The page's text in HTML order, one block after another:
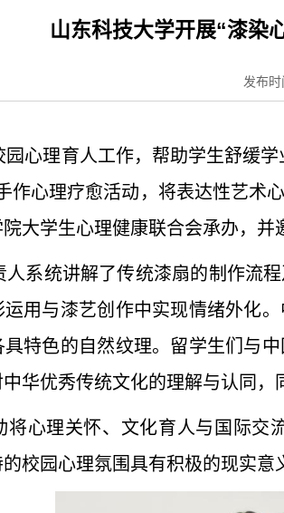
山东科技大学开展“漆染
发布
园心理育人工作，帮助学生舒缓
作心理疗愈活动，将表达性艺术
大学生心理健康联合会承办，并
人系统讲解了传统漆扇的制作流
运用与漆艺创作中实现情绪外化
特色的自然纹理。留学生们与
华优秀传统文化的理解与认同，
将心理关怀、文化育人与国际交
的校园心理氛围具有积极的现实